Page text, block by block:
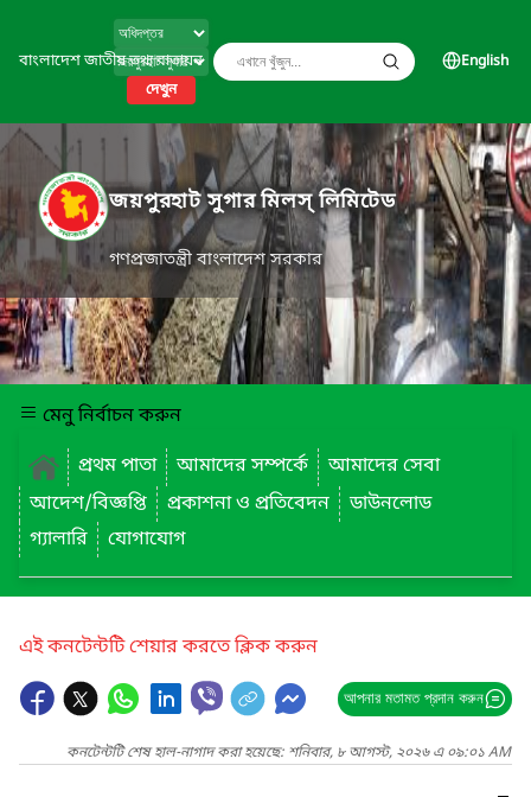
বাংলাদেশ জাতীয় তথ্য বাতায়ন
দেখুন
English
জয়পুরহাট সুগার মিলস্ লিমিটেড
গণপ্রজাতন্ত্রী বাংলাদেশ সরকার
মেনু নির্বাচন করুন
প্রথম পাতা
আমাদের সম্পর্কে
আমাদের সেবা
আদেশ/বিজ্ঞপ্তি
প্রকাশনা ও প্রতিবেদন
ডাউনলোড
গ্যালারি
যোগাযোগ
এই কনটেন্টটি শেয়ার করতে ক্লিক করুন
আপনার মতামত প্রদান করুন
কনটেন্টটি শেষ হাল-নাগাদ করা হয়েছে: শনিবার, ৮ আগস্ট, ২০২৬ এ ০৯:০১ AM